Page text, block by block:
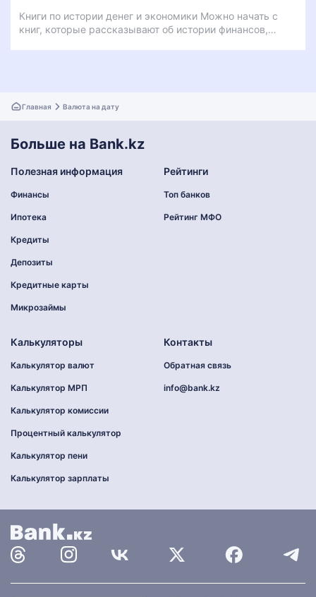
Книги по истории денег и экономики Можно начать с
книг, которые рассказывают об истории финансов,…
Главная Валюта на дату
Больше на Bank.kz
Полезная информация
Финансы
Ипотека
Кредиты
Депозиты
Кредитные карты
Микрозаймы
Рейтинги
Топ банков
Рейтинг МФО
Калькуляторы
Калькулятор валют
Калькулятор МРП
Калькулятор комиссии
Процентный калькулятор
Калькулятор пени
Калькулятор зарплаты
Контакты
Обратная связь
info@bank.kz